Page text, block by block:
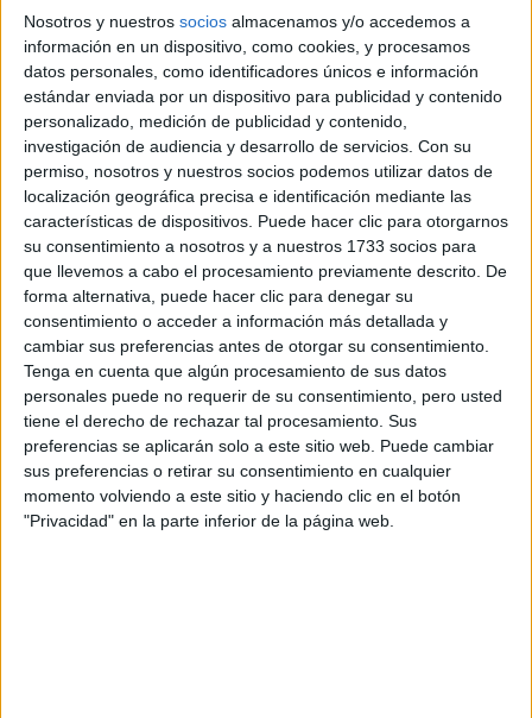
Nosotros y nuestros socios almacenamos y/o accedemos a
información en un dispositivo, como cookies, y procesamos
datos personales, como identificadores únicos e información
estándar enviada por un dispositivo para publicidad y contenido
personalizado, medición de publicidad y contenido,
investigación de audiencia y desarrollo de servicios. Con su
permiso, nosotros y nuestros socios podemos utilizar datos de
localización geográfica precisa e identificación mediante las
características de dispositivos. Puede hacer clic para otorgarnos
su consentimiento a nosotros y a nuestros 1733 socios para
que llevemos a cabo el procesamiento previamente descrito. De
forma alternativa, puede hacer clic para denegar su
consentimiento o acceder a información más detallada y
cambiar sus preferencias antes de otorgar su consentimiento.
Tenga en cuenta que algún procesamiento de sus datos
personales puede no requerir de su consentimiento, pero usted
tiene el derecho de rechazar tal procesamiento. Sus
preferencias se aplicarán solo a este sitio web. Puede cambiar
sus preferencias o retirar su consentimiento en cualquier
momento volviendo a este sitio y haciendo clic en el botón
"Privacidad" en la parte inferior de la página web.
No aplica
Bilingüe
(castellano/
Universidad de Navarra
Web de la facultad:http://www.tecnun.es/
Duración:4,0 años
Precio del primer curso:16.350 €
Pídeles información ¡GRATIS!
Guipúzcoa
Presencial
Nota de corte
Idioma de
enseñanza:
Bilingüe
(castellano/
Grado en Ingeniería Electrónica de Comunicaciones
Universidad de Navarra
Universidad Privada
Web de la facultad:
http://www.tecnun.es/
Duración:4,0 años
Precio del primer curso:15.700 €
Pídeles información ¡GRATIS!
Guipúzcoa
Presencial
Nota de corte
Grado en Ingeniería en Electrónica Industrial
Mondragon Unibertsitatea
Universidad Privada